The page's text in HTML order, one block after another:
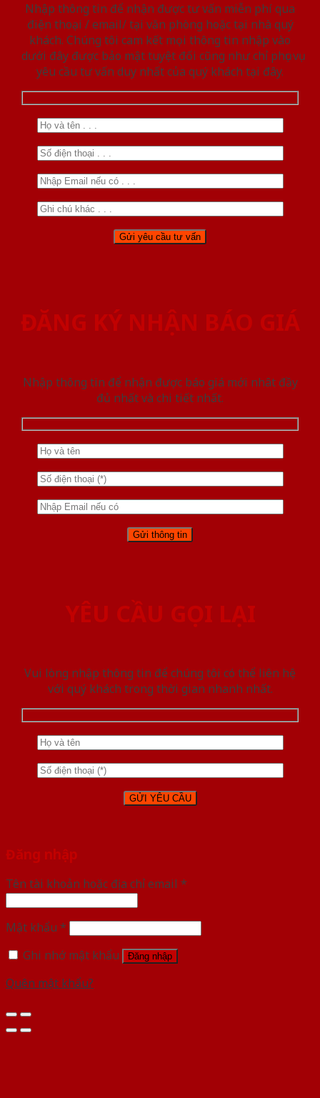
Nhập thông tin để nhận được tư vấn miễn phí qua
điện thoại / email/ tại văn phòng hoặc tại nhà quý
khách. Chúng tôi cam kết mọi thông tin nhập vào
dưới đây được bảo mật tuyệt đối cũng như chỉ phục vụ
yêu cầu tư vấn duy nhất của quý khách tại đây.
ĐĂNG KÝ NHẬN BÁO GIÁ
Nhập thông tin để nhận được báo giá mới nhât đầy
đủ nhất và chi tiết nhất.
YÊU CẦU GỌI LẠI
Vui lòng nhập thông tin để chúng tôi có thể liên hệ
với quý khách trong thời gian nhanh nhất.
Đăng nhập
Tên tài khoản hoặc địa chỉ email *
Mật khẩu *
Ghi nhớ mật khẩu
Đăng nhập
Quên mật khẩu?